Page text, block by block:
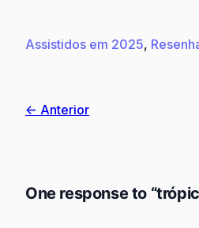
Assistidos em 2025,
← Anterior
One response to